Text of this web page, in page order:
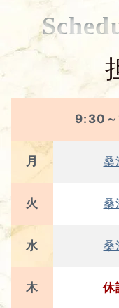
月
火
水
木
9:30
桑
桑
桑
休